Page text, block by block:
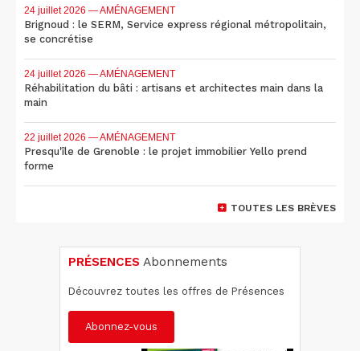
24 juillet 2026 — AMÉNAGEMENT
Brignoud : le SERM, Service express régional métropolitain,
se concrétise
24 juillet 2026 — AMÉNAGEMENT
Réhabilitation du bâti : artisans et architectes main dans la
main
22 juillet 2026 — AMÉNAGEMENT
Presqu'île de Grenoble : le projet immobilier Yello prend
forme
TOUTES LES BRÈVES
PRÉSENCES Abonnements
Découvrez toutes les offres de Présences
Abonnez-vous